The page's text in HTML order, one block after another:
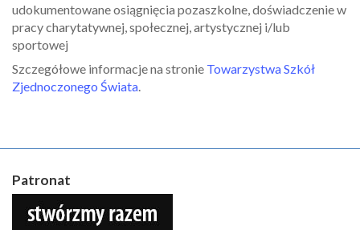
udokumentowane osiągnięcia pozaszkolne, doświadczenie w
pracy charytatywnej, społecznej, artystycznej i/lub
sportowej
Szczegółowe informacje na stronie Towarzystwa Szkół
Zjednoczonego Świata.
Patronat